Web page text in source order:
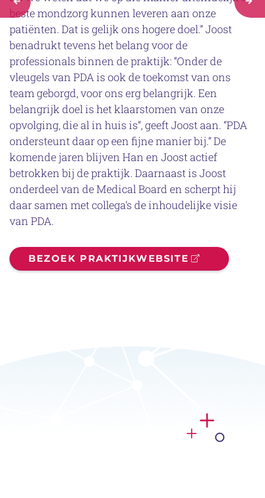
beste mondzorg kunnen leveren aan onze
patiënten. Dat is gelijk ons hogere doel.” Joost
benadrukt tevens het belang voor de
professionals binnen de praktijk: “Onder de
vleugels van PDA is ook de toekomst van ons
team geborgd, voor ons erg belangrijk. Een
belangrijk doel is het klaarstomen van onze
opvolging, die al in huis is”, geeft Joost aan. “PDA
ondersteunt daar op een fijne manier bij.” De
komende jaren blijven Han en Joost actief
betrokken bij de praktijk. Daarnaast is Joost
onderdeel van de Medical Board en scherpt hij
daar samen met collega’s de inhoudelijke visie
van PDA.
BEZOEK PRAKTIJKWEBSITE